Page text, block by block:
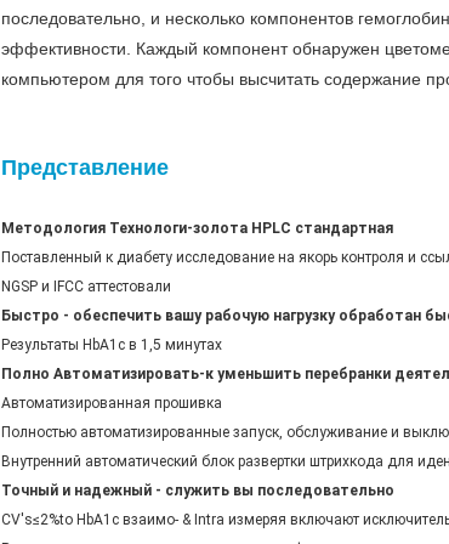
последовательно, и несколько компонентов
эффективности. Каждый компонент обнаружен
компьютером для того чтобы высчитать содержание
Представление
Методология Технологи-золота HPLC стандартная
Поставленный к диабету исследование на якорь контроля и
NGSP и IFCC аттестовали
Быстро - обеспечить вашу рабочую нагрузку обработан
Результаты HbA1c в 1,5 минутах
Полно Автоматизировать-к уменьшить перебранки
Автоматизированная прошивка
Полностью автоматизированные запуск, обслуживание и
Внутренний автоматический блок развертки штрихкода для
Точный и надежный - служить вы последовательно
CV's≤2%to HbA1c взаимо- & Intra измеряя включают